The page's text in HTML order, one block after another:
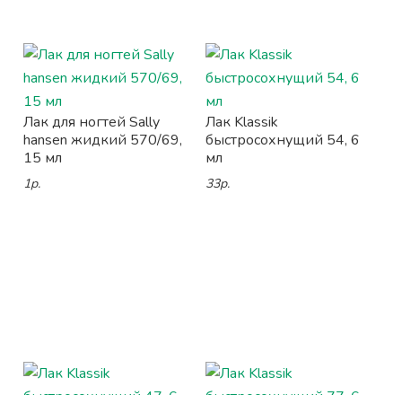
Лак для ногтей Sally
hansen жидкий 570/69,
15 мл
1р.
Лак Klassik
быстросохнущий 54, 6
мл
33р.